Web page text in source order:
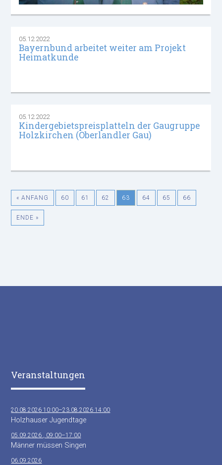
05.12.2022
Bayernbund arbeitet weiter am Projekt
Heimatkunde
05.12.2022
Kindergebietspreisplatteln der Gaugruppe
Holzkirchen (Oberlandler Gau)
« ANFANG 60 61 62 63 64 65 66
ENDE »
Veranstaltungen
20.08.2026 10:00–23.08.2026 14:00
Holzhauser Jugendtage
05.09.2026 , 09:00–17:00
Männer müssen Singen
06.09.2026